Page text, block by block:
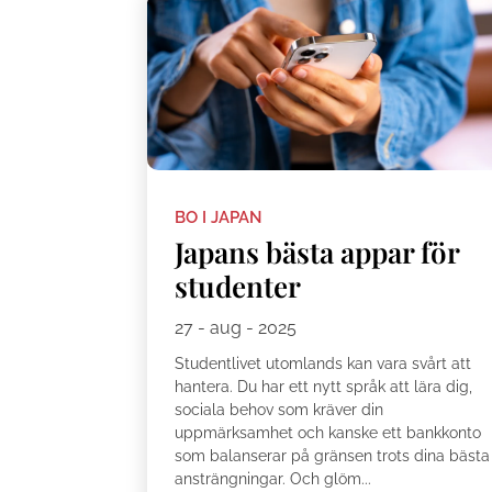
BO I JAPAN
Japans bästa appar för
studenter
27 - aug - 2025
Studentlivet utomlands kan vara svårt att
hantera. Du har ett nytt språk att lära dig,
sociala behov som kräver din
uppmärksamhet och kanske ett bankkonto
som balanserar på gränsen trots dina bästa
ansträngningar. Och glöm...